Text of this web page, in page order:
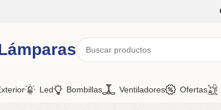
Led Bombillas Ventiladores Ofertas